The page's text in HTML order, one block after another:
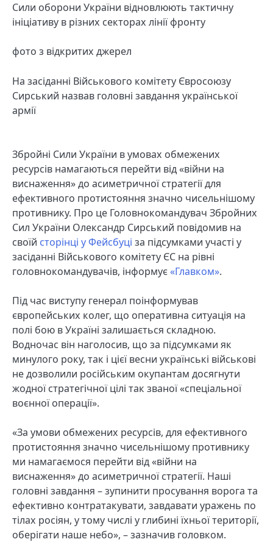
Сили оборони України відновлюють тактичну
ініціативу в різних секторах лінії фронту
фото з відкритих джерел
На засіданні Військового комітету Євросоюзу
Сирський назвав головні завдання української
армії
Збройні Сили України в умовах обмежених
ресурсів намагаються перейти від «війни на
виснаження» до асиметричної стратегії для
ефективного протистояння значно чисельнішому
противнику. Про це Головнокомандувач Збройних
Сил України Олександр Сирський повідомив на
своїй сторінці у Фейсбуці за підсумками участі у
засіданні Військового комітету ЄС на рівні
головнокомандувачів, інформує«Главком».
Під час виступу генерал поінформував
європейських колег, що оперативна ситуація на
полі бою в Україні залишається складною.
Водночас він наголосив, що за підсумками як
минулого року, так і цієї весни українські військові
не дозволили російським окупантам досягнути
жодної стратегічної цілі так званої «спеціальної
воєнної операції».
«За умови обмежених ресурсів, для ефективного
протистояння значно чисельнішому противнику
ми намагаємося перейти від «війни на
виснаження» до асиметричної стратегії. Наші
головні завдання – зупинити просування ворога та
ефективно контратакувати, завдавати уражень по
тілах росіян, у тому числі у глибині їхньої території,
оберігати наше небо», – зазначив головком.